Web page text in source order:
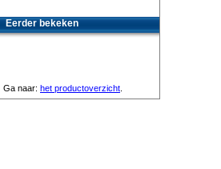
Eerder bekeken
Ga naar: het productoverzicht